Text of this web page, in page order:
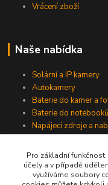
Vrácení zboží
Naše nabídka
Solární a IP kamery
Autokamery
Baterie do kamer a
Baterie do notebooků
Napájecí zdroje a
Jsme na
Pro základní
účely a v případě
využíváme soubory